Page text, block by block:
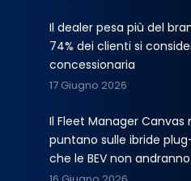
Il dealer pesa più del
74% dei clienti si
concessionaria
17 Giugno 2026
Il Fleet Manager
puntano sulle ibride
che le BEV non